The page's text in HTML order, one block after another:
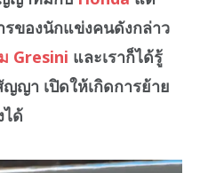
ของนักแข่งคนดังกล่าว
Gresini และเราก็ได้รู้
ญา เปิดให้เกิดการย้าย
ได้